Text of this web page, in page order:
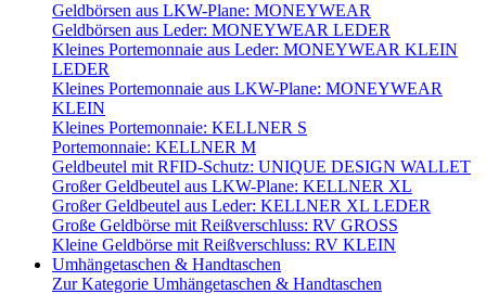
Geldbörsen aus LKW-Plane: MONEYWEAR
Geldbörsen aus Leder: MONEYWEAR LEDER
Kleines Portemonnaie aus Leder: MONEYWEAR KLEIN
LEDER
Kleines Portemonnaie aus LKW-Plane: MONEYWEAR
KLEIN
Kleines Portemonnaie: KELLNER S
Portemonnaie: KELLNER M
Geldbeutel mit RFID-Schutz: UNIQUE DESIGN WALLET
Großer Geldbeutel aus LKW-Plane: KELLNER XL
Großer Geldbeutel aus Leder: KELLNER XL LEDER
Große Geldbörse mit Reißverschluss: RV GROSS
Kleine Geldbörse mit Reißverschluss: RV KLEIN
Umhängetaschen & Handtaschen
Zur Kategorie Umhängetaschen & Handtaschen